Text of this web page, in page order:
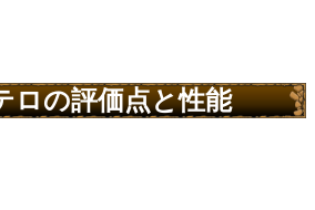
ロの評価点と性能